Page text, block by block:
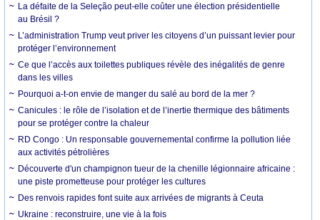
La défaite de la Seleção peut-elle coûter une élection présidentielle
au Brésil ?
L’administration Trump veut priver les citoyens d’un puissant levier pour
protéger l’environnement
Ce que l’accès aux toilettes publiques révèle des inégalités de genre
dans les villes
Pourquoi a-t-on envie de manger du salé au bord de la mer ?
Canicules : le rôle de l’isolation et de l’inertie thermique des bâtiments
pour se protéger contre la chaleur
RD Congo : Un responsable gouvernemental confirme la pollution liée
aux activités pétrolières
Découverte d'un champignon tueur de la chenille légionnaire africaine :
une piste prometteuse pour protéger les cultures
Des renvois rapides font suite aux arrivées de migrants à Ceuta
Ukraine : reconstruire, une vie à la fois